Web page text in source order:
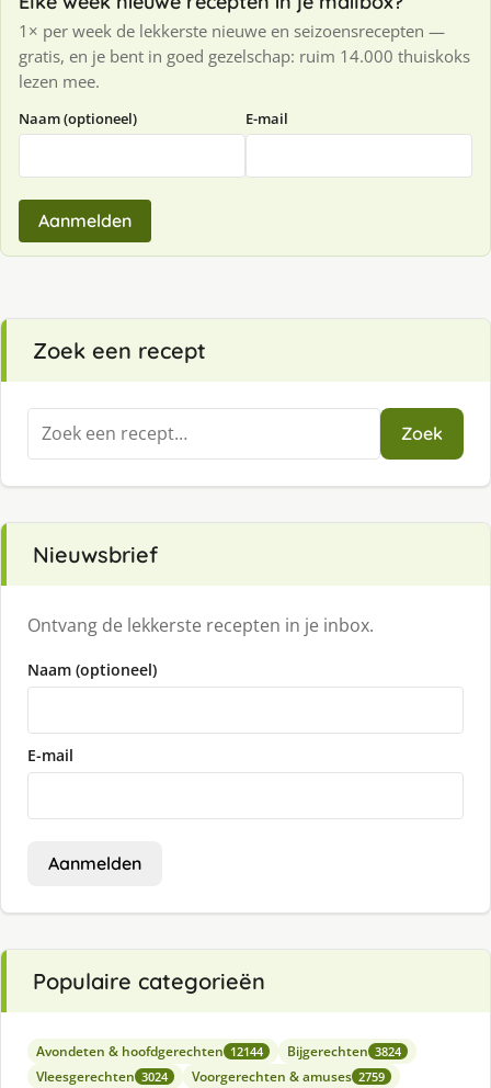
1× per week de lekkerste nieuwe en seizoensrecepten —
gratis, en je bent in goed gezelschap: ruim 14.000 thuiskoks
lezen mee.
Naam (optioneel) E-mail
Aanmelden
Zoek een recept
Zoeken
naar:
Zoek
Nieuwsbrief
Ontvang de lekkerste recepten in je inbox.
Naam (optioneel)
E-mail
Aanmelden
Populaire categorieën
Avondeten & hoofdgerechten 12144 Bijgerechten 3824
Vleesgerechten 3024 Voorgerechten & amuses 2759